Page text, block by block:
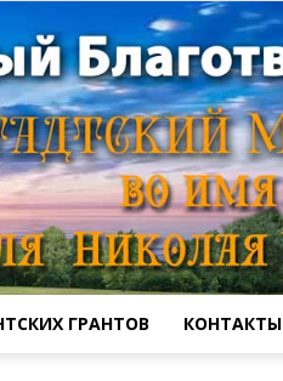
ГРАНТОВ КОНТАКТЫ